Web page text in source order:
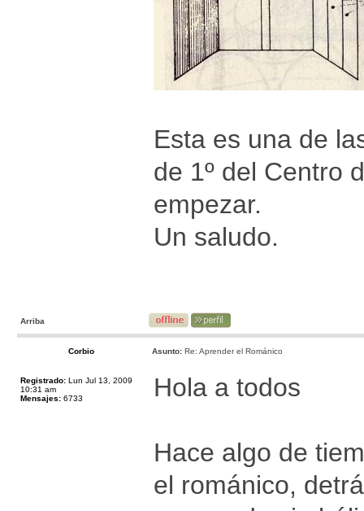
Esta es una de
de 1º del Centro
empezar.
Un saludo.
Arriba
Corbio Asunto: Re: Aprender el Románico
Registrado: Lun Jul 13, 2009
10:31 am
Mensajes: 6733 Hola a todos
Hace algo de
el románico,